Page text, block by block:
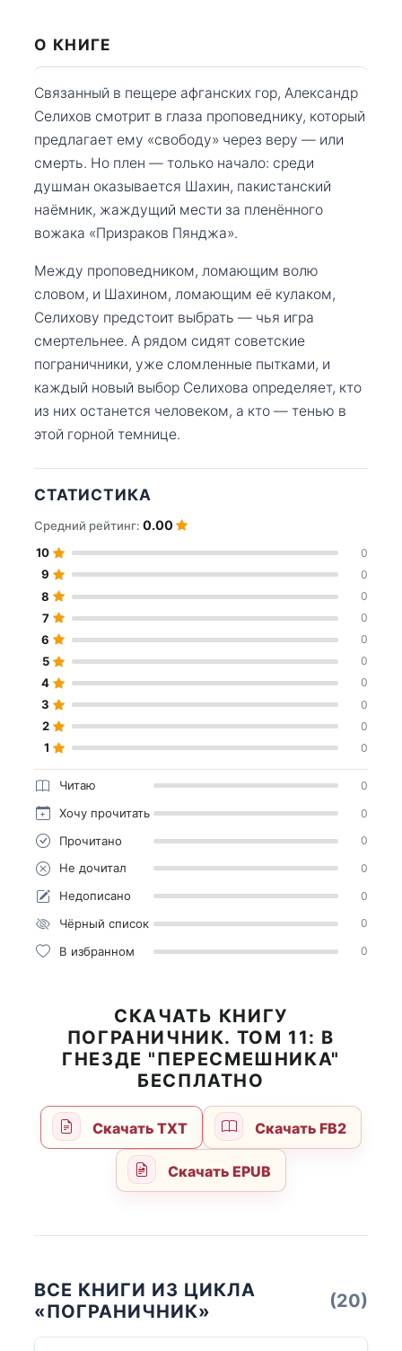
О КНИГЕ
Связанный в пещере афганских гор, Александр
Селихов смотрит в глаза проповеднику, который
предлагает ему «свободу» через веру — или
смерть. Но плен — только начало: среди
душман оказывается Шахин, пакистанский
наёмник, жаждущий мести за пленённого
вожака «Призраков Пянджа».
Между проповедником, ломающим волю
словом, и Шахином, ломающим её кулаком,
Селихову предстоит выбрать — чья игра
смертельнее. А рядом сидят советские
пограничники, уже сломленные пытками, и
каждый новый выбор Селихова определяет, кто
из них останется человеком, а кто — тенью в
этой горной темнице.
СТАТИСТИКА
Средний рейтинг: 0.00
10 0
9 0
8 0
7 0
6 0
5 0
4 0
3 0
2 0
1 0
Читаю 0
Хочу прочитать 0
Прочитано 0
Не дочитал 0
Недописано 0
Чёрный список 0
В избранном 0
СКАЧАТЬ КНИГУ
ПОГРАНИЧНИК. ТОМ 11: В
ГНЕЗДЕ "ПЕРЕСМЕШНИКА"
БЕСПЛАТНО
Скачать TXT Скачать FB2
Скачать EPUB
ВСЕ КНИГИ ИЗ ЦИКЛА
«ПОГРАНИЧНИК»
(20)